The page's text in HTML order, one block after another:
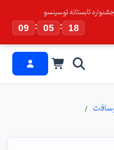
تابستانه توسینسو
09
: 05 : 17